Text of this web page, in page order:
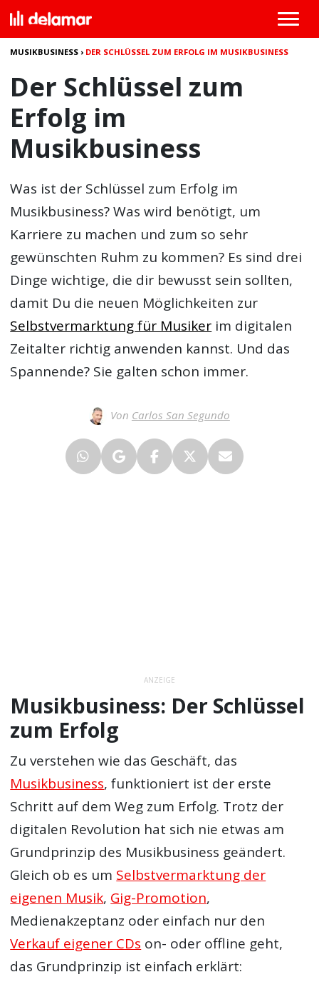
MUSIKBUSINESS › DER SCHLÜSSEL ZUM ERFOLG IM MUSIKBUSINESS
Der Schlüssel zum
Erfolg im
Musikbusiness
Was ist der Schlüssel zum Erfolg im
Musikbusiness? Was wird benötigt, um
Karriere zu machen und zum so sehr
gewünschten Ruhm zu kommen? Es sind drei
Dinge wichtige, die dir bewusst sein sollten,
damit Du die neuen Möglichkeiten zur
Selbstvermarktung für Musiker im digitalen
Zeitalter richtig anwenden kannst. Und das
Spannende? Sie galten schon immer.
Von Carlos San Segundo
ANZEIGE
Musikbusiness: Der Schlüssel
zum Erfolg
Zu verstehen wie das Geschäft, das
Musikbusiness, funktioniert ist der erste
Schritt auf dem Weg zum Erfolg. Trotz der
digitalen Revolution hat sich nie etwas am
Grundprinzip des Musikbusiness geändert.
Gleich ob es um Selbstvermarktung der
eigenen Musik, Gig-Promotion,
Medienakzeptanz oder einfach nur den
Verkauf eigener CDs on- oder offline geht,
das Grundprinzip ist einfach erklärt: